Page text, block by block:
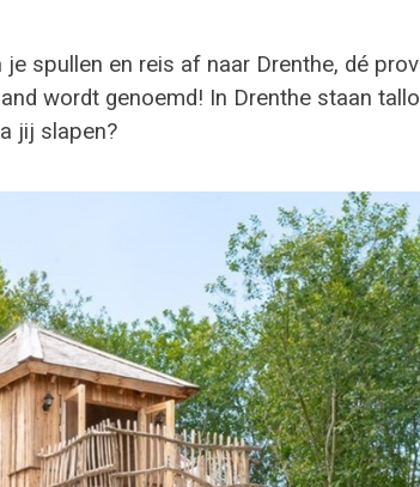
spullen en reis af naar Drenthe, dé
wordt genoemd! In Drenthe staan
jij slapen?